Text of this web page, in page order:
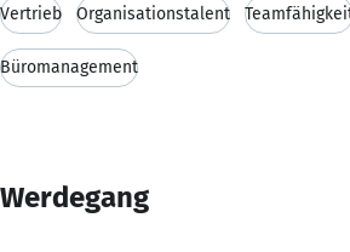
Vertrieb Organisationstalent
Büromanagement
Werdegang